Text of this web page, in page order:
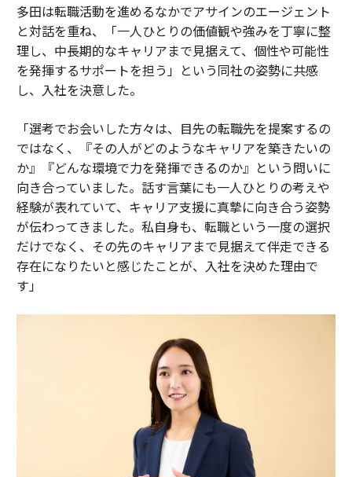
多田は転職活動を進めるなかでアサインのエージェント
と対話を重ね、「一人ひとりの価値観や強みを丁寧に整
理し、中長期的なキャリアまで見据えて、個性や可能性
を発揮するサポートを担う」という同社の姿勢に共感
し、入社を決意した。
「選考でお会いした方々は、目先の転職先を提案するの
ではなく、『その人がどのようなキャリアを築きたいの
か』『どんな環境で力を発揮できるのか』という問いに
向き合っていました。話す言葉にも一人ひとりの考えや
経験が表れていて、キャリア支援に真摯に向き合う姿勢
が伝わってきました。私自身も、転職という一度の選択
だけでなく、その先のキャリアまで見据えて伴走できる
存在になりたいと感じたことが、入社を決めた理由で
す」